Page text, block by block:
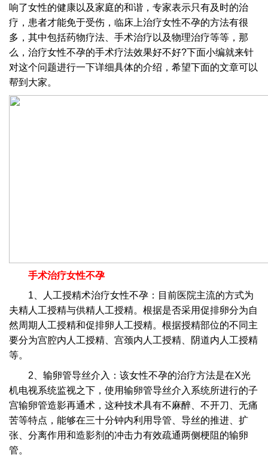
响了女性的健康以及家庭的和谐，专家表示只有及时的治
疗，患者才能免于受伤，临床上治疗女性不孕的方法有很
多，其中包括药物疗法、手术治疗以及物理治疗等等，那
么，治疗女性不孕的手术疗法效果好不好?下面小编就来针
对这个问题进行一下详细具体的介绍，希望下面的文章可以
帮到大家。
手术治疗女性不孕
1、人工授精术治疗女性不孕：目前医院主流的方式为
夫精人工授精与供精人工授精。根据是否采用促排卵分为自
然周期人工授精和促排卵人工授精。根据授精部位的不同主
要分为宫腔内人工授精、宫颈内人工授精、阴道内人工授精
等。
2、输卵管导丝介入：该女性不孕的治疗方法是在X光
机电视系统监视之下，使用输卵管导丝介入系统所进行的子
宫输卵管造影再通术，这种技术具有不麻醉、不开刀、无痛
苦等特点，能够在三十分钟内利用导管、导丝的推进、扩
张、分离作用和造影剂的冲击力有效疏通两侧梗阻的输卵
管。